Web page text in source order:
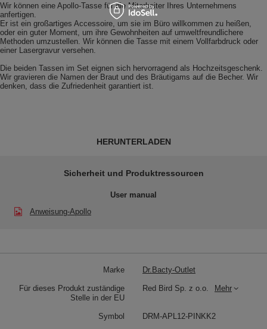
Wir können eine Apollo-Tasse für die Mitarbeiter Ihres Unternehmens
anfertigen.
Er ist ein großartiges Accessoire, um sie im Büro willkommen zu heißen,
oder ein guter Moment, um ihre Gewohnheiten auf umweltfreundlichere
Methoden umzustellen. Wir können die Tasse mit einem Vollfarbdruck oder
einer Lasergravur versehen.
Die beiden Tassen im Set eignen sich hervorragend als Hochzeitsgeschenk.
Wir gravieren die Namen der Braut und des Bräutigams auf die Becher. Wir
denken, dass die Zufriedenheit garantiert ist.
HERUNTERLADEN
Sicherheit und Produktressourcen
User manual
Anweisung-Apollo
Marke Dr.Bacty-Outlet
Für dieses Produkt zuständige
Stelle in der EU
Red Bird Sp. z o.o. Mehr
Symbol DRM-APL12-PINKK2